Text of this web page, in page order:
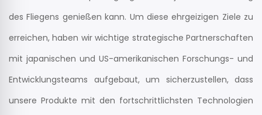
des Fliegens genießen kann. Um diese ehrgeizigen Ziele zu
erreichen, haben wir wichtige strategische Partnerschaften
mit japanischen und US-amerikanischen Forschungs- und
Entwicklungsteams aufgebaut, um sicherzustellen, dass
unsere Produkte mit den fortschrittlichsten Technologien